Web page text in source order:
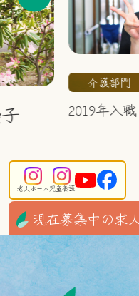
介護部門
2019年入職
老人ホーム児童養護
現在募集中の求